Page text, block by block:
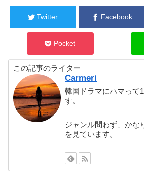
Twitter Facebook
Pocket
この記事のライター
Carmeri
韓国ドラマにハマって
す。
ジャンル問わず、かな
を見ています。